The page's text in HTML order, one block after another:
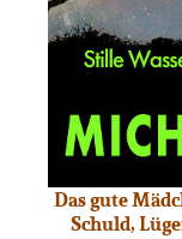
Das gute
Schuld,